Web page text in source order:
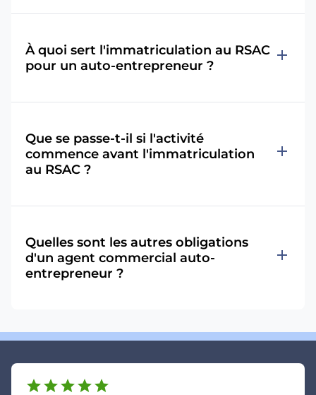
À quoi sert l'immatriculation au RSAC
pour un auto-entrepreneur ?
add
Que se passe-t-il si l'activité
commence avant l'immatriculation
au RSAC ?
add
Quelles sont les autres obligations
d'un agent commercial auto-
entrepreneur ?
add
starstarstarstarstar